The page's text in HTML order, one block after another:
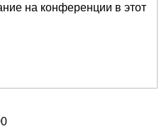
на конференции в этот